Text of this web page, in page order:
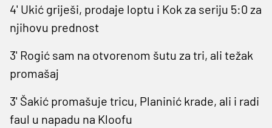
4' Ukić griješi, prodaje loptu i Kok za seriju 5:0 za
njihovu prednost
3' Rogić sam na otvorenom šutu za tri, ali težak
promašaj
3' Šakić promašuje tricu, Planinić krade, ali i radi
faul u napadu na Kloofu